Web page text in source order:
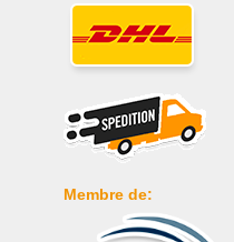
Membre de: